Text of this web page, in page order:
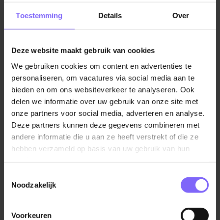
Toestemming Details Over
Deze website maakt gebruik van cookies
We gebruiken cookies om content en advertenties te
personaliseren, om vacatures via social media aan te
bieden en om ons websiteverkeer te analyseren. Ook
delen we informatie over uw gebruik van onze site met
onze partners voor social media, adverteren en analyse.
Deze partners kunnen deze gegevens combineren met
andere informatie die u aan ze heeft verstrekt of die ze
hebben verzameld op basis van uw gebruik van hun
Noodzakelijk
Voorkeuren
Heb je (nog) geen diploma? Geen probleem! Voor
een bijbaan in Venlo heb je meestal geen diploma
uitgevoerd door scholieren of studenten. De meeste
bijbaantjes kun je vinden in de horeca of in
supermarkten. De gemiddelde duur is 8 uur per
week. Ook voor deze jobs zijn er genoeg vacatures in
Venlo.
Zie jij het zitten om een centje bij te verdienen? Bekijk
dan de vacatures voor een bijbaan in Venlo ! Ook voor
parttime vacatures zijn er genoeg mogelijkheden in
Venlo! Hiervoor kun je onze vacaturepagina met
denkt! Met de Venlo vacatures die beschikbaar zijn, is